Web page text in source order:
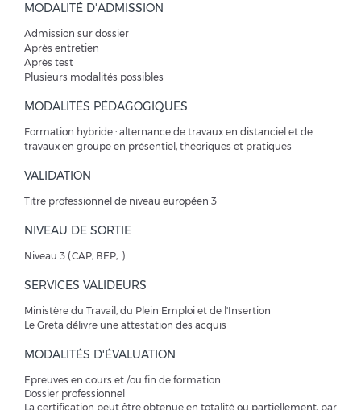
MODALITÉ D'ADMISSION
Admission sur dossier
Après entretien
Après test
Plusieurs modalités possibles
MODALITÉS PÉDAGOGIQUES
Formation hybride : alternance de travaux en distanciel et de
travaux en groupe en présentiel, théoriques et pratiques
VALIDATION
Titre professionnel de niveau européen 3
NIVEAU DE SORTIE
Niveau 3 (CAP, BEP,...)
SERVICES VALIDEURS
Ministère du Travail, du Plein Emploi et de l'Insertion
Le Greta délivre une attestation des acquis
MODALITÉS D'ÉVALUATION
Epreuves en cours et /ou fin de formation
Dossier professionnel
La certification peut être obtenue en totalité ou partiellement, par